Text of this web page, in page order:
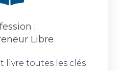
:
Libre
livre toutes les clés